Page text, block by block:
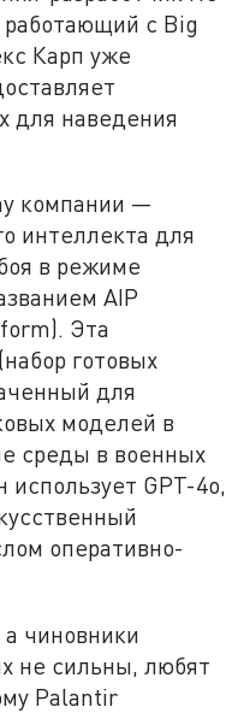
с Big
Карп уже
для наведения
компании —
интеллекта для
в режиме
AIP
Эта
готовых
для
моделей в
среды в военных
GPT-4o,
оперативно-
чиновники
не сильны, любят
Palantir